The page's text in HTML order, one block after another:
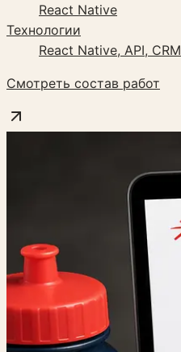
React Native
Технологии
React Native, API, CRM
Смотреть состав работ